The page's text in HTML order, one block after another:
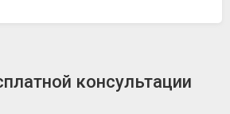
консультации